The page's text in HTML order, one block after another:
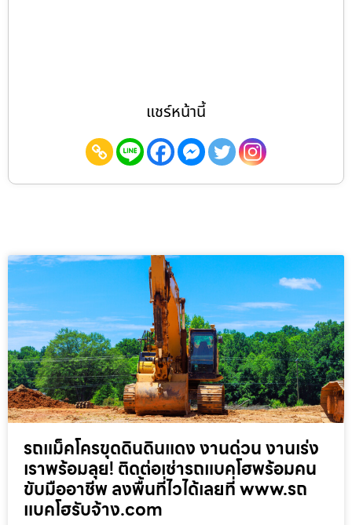
แชร์หน้านี้
รถแม็คโครขุดดินดินแดง งานด่วน งานเร่ง
เราพร้อมลุย! ติดต่อเช่ารถแบคโฮพร้อมคน
ขับมืออาชีพ ลงพื้นที่ไวได้เลยที่ www.รถ
แบคโฮรับจ้าง.com